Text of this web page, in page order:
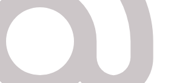
NOME DE DEUS” (FSND), é
social (IPSS) fundada em
objectivos principais: